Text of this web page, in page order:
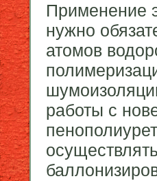
Применение
нужно
атомов
работы с